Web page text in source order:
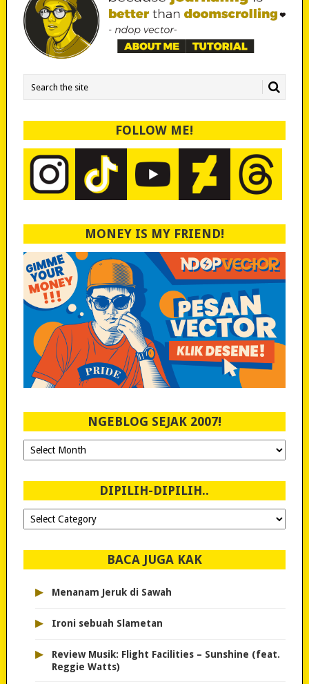
FOLLOW ME!
MONEY IS MY FRIEND!
NGEBLOG SEJAK 2007!
Ngeblog
Sejak
DIPILIH-DIPILIH..
Dipilih-
dipilih..
BACA JUGA KAK
▸ Menanam Jeruk di Sawah
▸ Ironi sebuah Slametan
▸
Review Musik: Flight Facilities – Sunshine (feat.
Reggie Watts)